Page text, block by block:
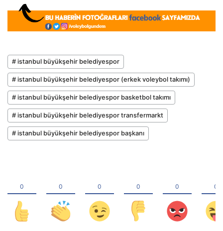
# istanbul büyükşehir belediyespor
# istanbul büyükşehir belediyespor (erkek voleybol takımı)
# istanbul büyükşehir belediyespor basketbol takımı
# istanbul büyükşehir belediyespor transfermarkt
# istanbul büyükşehir belediyespor başkanı